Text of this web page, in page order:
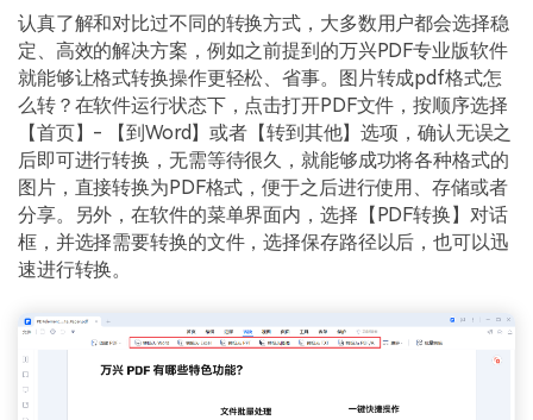
认真了解和对比过不同的转换方式，大多数用户都会选择稳
定、高效的解决方案，例如之前提到的万兴PDF专业版软件
就能够让格式转换操作更轻松、省事。图片转成pdf格式怎
么转？在软件运行状态下，点击打开PDF文件，按顺序选择
【首页】- 【到Word】或者【转到其他】选项，确认无误之
后即可进行转换，无需等待很久，就能够成功将各种格式的
图片，直接转换为PDF格式，便于之后进行使用、存储或者
分享。另外，在软件的菜单界面内，选择【PDF转换】对话
框，并选择需要转换的文件，选择保存路径以后，也可以迅
速进行转换。